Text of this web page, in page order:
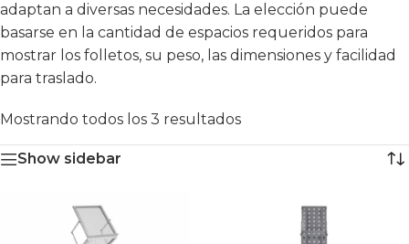
adaptan a diversas necesidades. La elección puede
basarse en la cantidad de espacios requeridos para
mostrar los folletos, su peso, las dimensiones y facilidad
para traslado.
Mostrando todos los 3 resultados
Show sidebar